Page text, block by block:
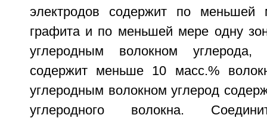
электродов содержит по
графита и по меньшей мере одну
углеродным волокном
содержит меньше 10 масс.%
углеродным волокном углерод
углеродного волокна.